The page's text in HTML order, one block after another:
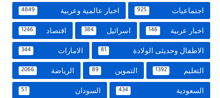
اجتماعيات 925 اخبار عالمية وعربية 4849
اخبار عربية 146 اسرائيل 384 اقتصاد 1246
الاطفال وحديثى الولادة 81 الامارات 344
التعليم 1392 التموين 89 الرياضة 2066
السعودية 434 السودان 51